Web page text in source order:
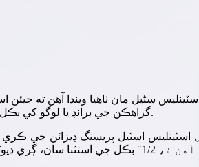
اسٽينلیس سٹیل بڪل اعليٰ معيار جي قسم 200، قسم 202، قسم 304، يا
بينڊنگ يا اسٽريپنگ لاءِ استعمال ٿيندا آهن. OYI گراهڪن جي برانڊ يا لوگو کي بڪل تي ايمباس ڪري سگهي ٿو.